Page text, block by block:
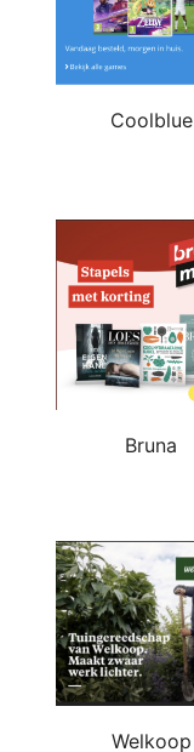
Coolblue
Bruna
Welkoop